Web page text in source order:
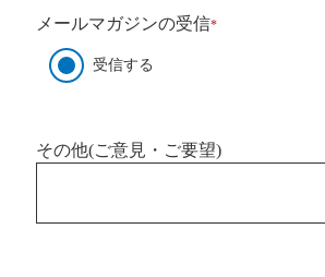
メールマガジンの受信*
受信する
その他(ご意見・ご要望)